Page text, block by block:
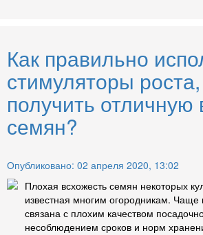
Как правильно
стимуляторы
получить отличную
семян?
Опубликовано: 02 апреля 2020, 13:02
Плохая всхожесть семян некоторых
известная многим огородникам. Чаще
связана с плохим качеством
несоблюдением сроков и норм